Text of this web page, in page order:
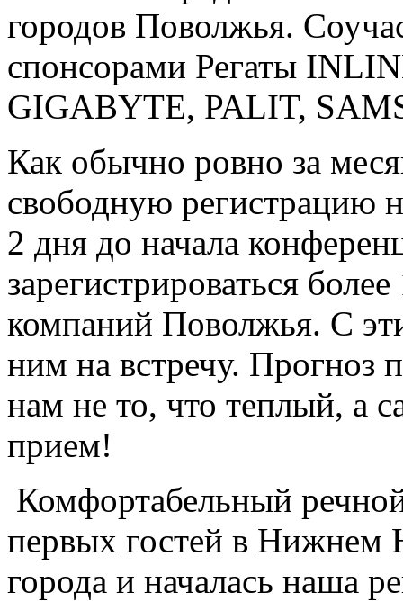
городов Поволжья.
спонсорами Регаты
GIGABYTE, PALIT,
Как обычно ровно за
свободную регистрацию
2 дня до начала
зарегистрироваться
компаний Поволжья. С
ним на встречу. Прогноз
нам не то, что теплый, а
прием!
Комфортабельный
первых гостей в Нижнем
города и началась наша